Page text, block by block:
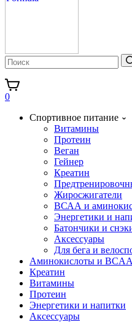
0
Спортивное питание
Витамины
Протеин
Веган
Гейнер
Креатин
Жиросжигатели
ВСАА и
Энергетики и
Батончики и
Аксессуары
Для бега и
Аминокислоты и BCAA
Креатин
Витамины
Протеин
Энергетики и напитки
Аксессуары